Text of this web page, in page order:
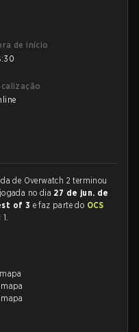
de início
de Overwatch 2 terminou
no dia 27 de jun. de
of 3 e faz parte do OCS